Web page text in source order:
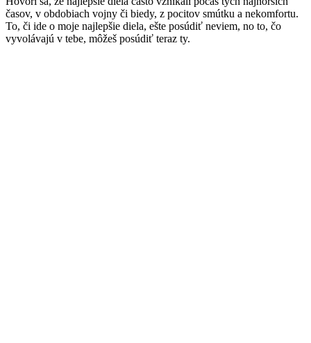
časov, v obdobiach vojny či biedy, z pocitov smútku a nekomfortu.
To, či ide o moje najlepšie diela, ešte posúdiť neviem, no to, čo
vyvolávajú v tebe, môžeš posúdiť teraz ty.